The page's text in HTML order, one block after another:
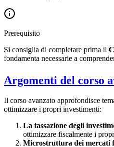
Prerequisito
Si consiglia di completare prima il
fondamenta necessarie a
Argomenti del corso
Il corso avanzato approfondisce
ottimizzare i propri investimenti:
La tassazione degli
ottimizzare fiscalmente i
Microstruttura dei mercati